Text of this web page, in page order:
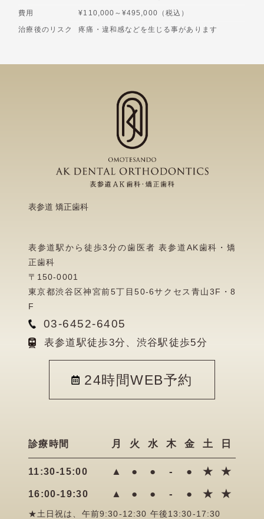
費用
¥110,000～¥495,000（税込）
治療後のリスク
疼痛・違和感などを生じる事があります
表参道 矯正歯科
表参道駅から徒歩3分の歯医者 表参道AK歯科・矯
正歯科
〒150-0001
東京都渋谷区神宮前5丁目50-6サクセス青山3F・8
F
03-6452-6405
表参道駅徒歩3分、渋谷駅徒歩5分
24時間WEB予約
診療時間 月 火 水 木 金 土 日
11:30-15:00 ▲ ● ● - ● ★ ★
16:00-19:30 ▲ ● ● - ● ★ ★
★土日祝は、午前9:30-12:30 午後13:30-17:30